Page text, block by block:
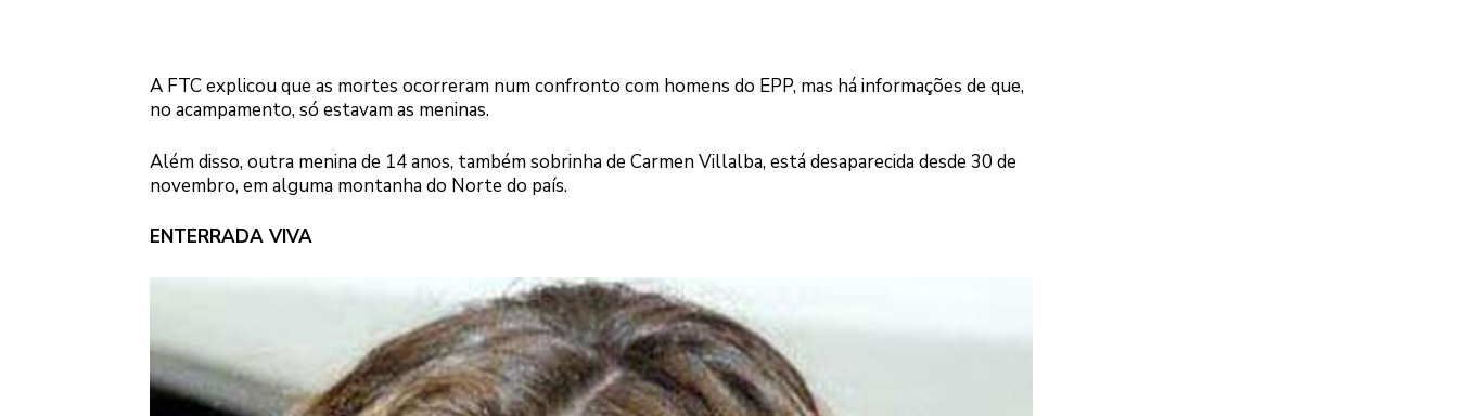
A FTC explicou que as mortes ocorreram num confronto com homens do EPP, mas há informações de que,
no acampamento, só estavam as meninas.
Além disso, outra menina de 14 anos, também sobrinha de Carmen Villalba, está desaparecida desde 30 de
novembro, em alguma montanha do Norte do país.
ENTERRADA VIVA